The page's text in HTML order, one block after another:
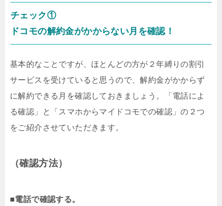
チェック①
ドコモの解約金がかからない月を確認！
基本的なことですが、ほとんどの方が２年縛りの割引
サービスを受けていると思うので、解約金がかからず
に解約できる月を確認しておきましょう。「電話によ
る確認」と「スマホからマイドコモでの確認」の２つ
をご紹介させていただきます。
（確認方法）
■電話で確認する。